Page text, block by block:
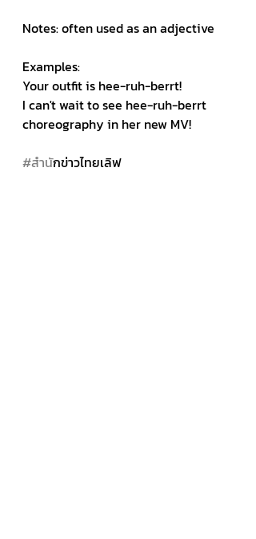
Notes: often used as an adjective
Examples:
Your outfit is hee-ruh-berrt!
I can't wait to see hee-ruh-berrt
choreography in her new MV!
#สำนักข่าวไทยเลิฟ